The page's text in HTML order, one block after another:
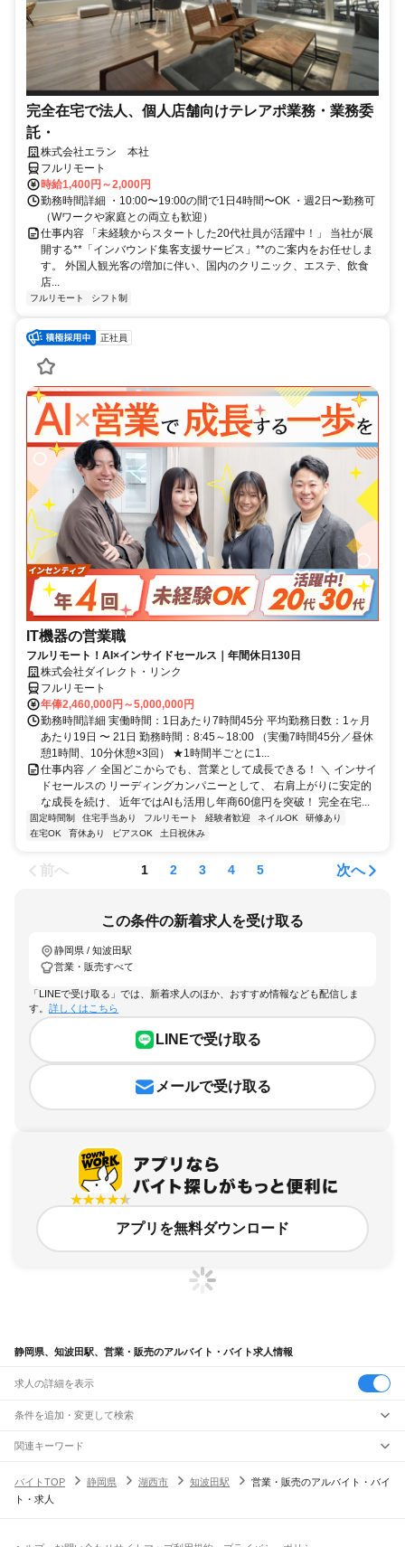
完全在宅で法人、個人店舗向けテレアポ業務・業務委
託・
株式会社エラン 本社
フルリモート
時給1,400円～2,000円
勤務時間詳細 ・10:00〜19:00の間で1日4時間〜OK ・週2日〜勤務可
（Wワークや家庭との両立も歓迎）
仕事内容 「未経験からスタートした20代社員が活躍中！」 当社が展
開する**「インバウンド集客支援サービス」**のご案内をお任せしま
す。 外国人観光客の増加に伴い、国内のクリニック、エステ、飲食
店...
フルリモート シフト制
正社員
IT機器の営業職
フルリモート！AI×インサイドセールス｜年間休日130日
株式会社ダイレクト・リンク
フルリモート
年俸2,460,000円～5,000,000円
勤務時間詳細 実働時間：1日あたり7時間45分 平均勤務日数：1ヶ月
あたり19日 〜 21日 勤務時間：8:45～18:00 （実働7時間45分／昼休
憩1時間、10分休憩×3回） ★1時間半ごとに1...
仕事内容 ／ 全国どこからでも、営業として成長できる！ ＼ インサイ
ドセールスの リーディングカンパニーとして、 右肩上がりに安定的
な成長を続け、 近年ではAIも活用し年商60億円を突破！ 完全在宅...
固定時間制 住宅手当あり フルリモート 経験者歓迎 ネイルOK
研修あり
在宅OK
育休あり ピアスOK 土日祝休み
前へ 1 2 3 4 5 次へ
この条件の新着求人を受け取る
静岡県 / 知波田駅
営業・販売すべて
「LINEで受け取る」では、新着求人のほか、おすすめ情報なども配信しま
す。 詳しくはこちら
LINEで受け取る
メールで受け取る
アプリを無料ダウンロード
静岡県、知波田駅、営業・販売のアルバイト・バイト求人情報
求人の詳細を表示
条件を追加・変更して検索
市区町村を追加・変更
静岡県すべて
静岡市
駅を追加・変更
職種を追加・変更
関連キーワード
バイトTOP
静岡県 湖西市 知波田駅
営業・販売のアルバイト・バイ
ト・求人